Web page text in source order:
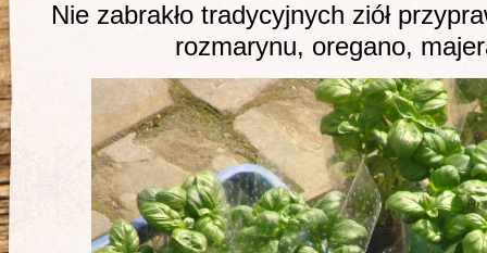
Nie zabrakło tradycyjnych ziół
rozmarynu, oregano,